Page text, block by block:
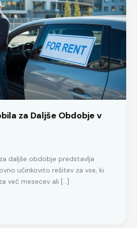
za Daljše Obdobje v
daljše obdobje predstavlja
učinkovito rešitev za vse, ki
več mesecev ali […]